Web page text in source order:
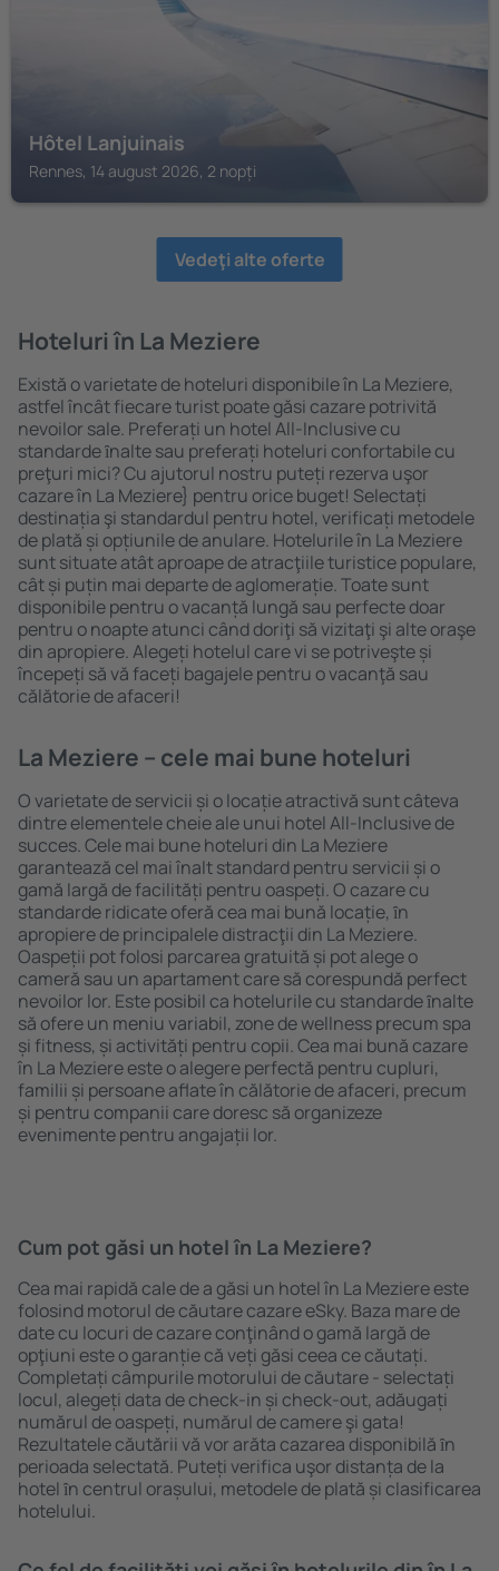
Hôtel Lanjuinais
Rennes, 14 august 2026, 2 nopți
Vedeţi alte oferte
Hoteluri în La Meziere
Există o varietate de hoteluri disponibile în La Meziere,
astfel încât fiecare turist poate găsi cazare potrivită
nevoilor sale. Preferați un hotel All-Inclusive cu
standarde ȋnalte sau preferați hoteluri confortabile cu
preţuri mici? Cu ajutorul nostru puteți rezerva uşor
cazare în La Meziere} pentru orice buget! Selectați
destinația şi standardul pentru hotel, verificați metodele
de plată și opțiunile de anulare. Hotelurile în La Meziere
sunt situate atât aproape de atracţiile turistice populare,
cât și puțin mai departe de aglomerație. Toate sunt
disponibile pentru o vacanță lungă sau perfecte doar
pentru o noapte atunci când doriţi să vizitaţi şi alte oraşe
din apropiere. Alegeți hotelul care vi se potriveşte și
începeți să vă faceți bagajele pentru o vacanţă sau
călătorie de afaceri!
La Meziere – cele mai bune hoteluri
O varietate de servicii și o locație atractivă sunt câteva
dintre elementele cheie ale unui hotel All-Inclusive de
succes. Cele mai bune hoteluri din La Meziere
garantează cel mai înalt standard pentru servicii și o
gamă largă de facilități pentru oaspeți. O cazare cu
standarde ridicate oferă cea mai bună locație, ȋn
apropiere de principalele distracţii din La Meziere.
Oaspeții pot folosi parcarea gratuită și pot alege o
cameră sau un apartament care să corespundă perfect
nevoilor lor. Este posibil ca hotelurile cu standarde ȋnalte
să ofere un meniu variabil, zone de wellness precum spa
și fitness, și activități pentru copii. Cea mai bună cazare
în La Meziere este o alegere perfectă pentru cupluri,
familii și persoane aflate în călătorie de afaceri, precum
și pentru companii care doresc să organizeze
evenimente pentru angajații lor.
Cum pot găsi un hotel în La Meziere?
Cea mai rapidă cale de a găsi un hotel în La Meziere este
folosind motorul de căutare cazare eSky. Baza mare de
date cu locuri de cazare conţinând o gamă largă de
opţiuni este o garanție că veți găsi ceea ce căutați.
Completați câmpurile motorului de căutare - selectați
locul, alegeți data de check-in și check-out, adăugați
numărul de oaspeți, numărul de camere şi gata!
Rezultatele căutării vă vor arăta cazarea disponibilă ȋn
perioada selectată. Puteți verifica uşor distanța de la
hotel ȋn centrul orașului, metodele de plată și clasificarea
hotelului.